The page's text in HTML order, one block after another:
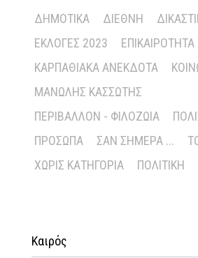
ΔΗΜΟΤΙΚΆ
ΔΙΕΘΝΉ
ΕΚΛΟΓΈΣ 2023
ΕΠΙΚΑΙΡΌΤΗΤΑ
ΚΑΡΠΑΘΙΑΚΆ ΑΝΈΚΔΟΤΑ
ΜΑΝΏΛΗΣ ΚΑΣΣΏΤΗΣ
ΠΕΡΙΒΆΛΛΟΝ - ΦΙΛΟΖΩΊΑ
ΠΡΌΣΩΠΑ
ΣΑΝ ΣΉΜΕΡΑ ...
ΧΩΡΊΣ ΚΑΤΗΓΟΡΊΑ
ΠΟΛΙΤΙΚΉ
Καιρός